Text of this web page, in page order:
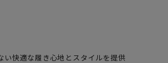
い快適な履き心地とスタイルを提供